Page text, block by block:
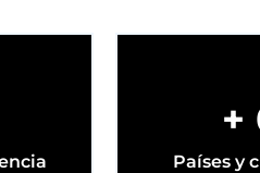
+
Países y